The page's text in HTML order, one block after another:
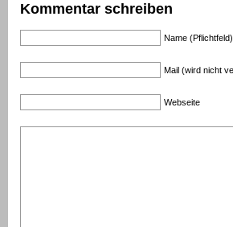
Kommentar schreiben
Name (Pflichtfeld)
Mail (wird nicht
Webseite